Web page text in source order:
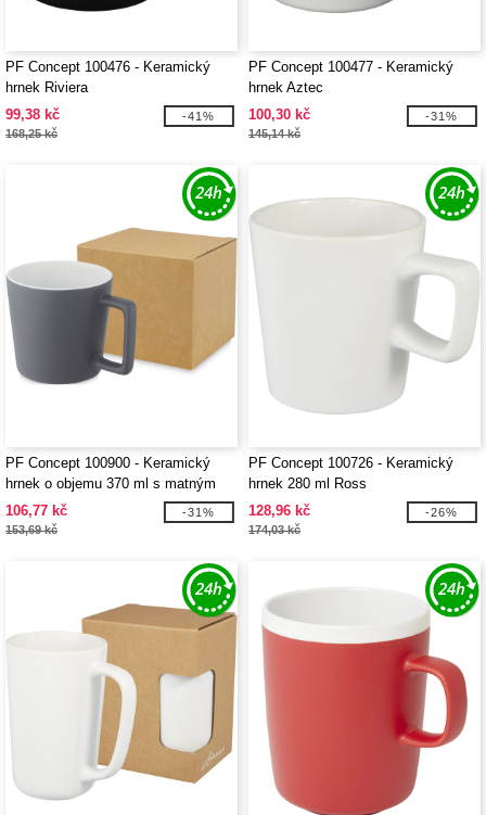
PF Concept 100476 - Keramický
hrnek Riviera
99,38 kč
168,25 kč
-41%
PF Concept 100477 - Keramický
hrnek Aztec
100,30 kč
145,14 kč
-31%
PF Concept 100900 - Keramický
hrnek o objemu 370 ml s matným
povrchem Cali
106,77 kč
153,69 kč
-31%
PF Concept 100726 - Keramický
hrnek 280 ml Ross
128,96 kč
174,03 kč
-26%